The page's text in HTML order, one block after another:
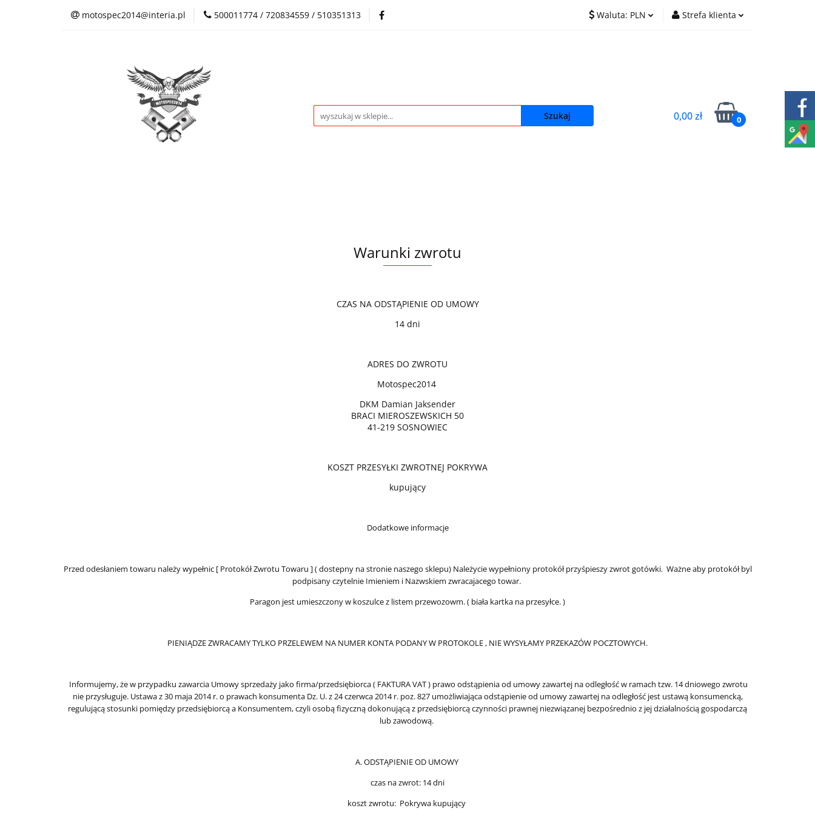
motospec2014@interia.pl 500011774 / 720834559 / 510351313 Waluta: PLN Strefa klienta
0,00 zł 0
Sklep Auto Części Regulamin sklepu Praca
Kontakt
Warunki zwrotu
CZAS NA ODSTĄPIENIE OD UMOWY
14 dni
ADRES DO ZWROTU
Motospec2014
DKM Damian Jaksender
BRACI MIEROSZEWSKICH 50
41-219 SOSNOWIEC
KOSZT PRZESYŁKI ZWROTNEJ POKRYWA
kupujący
Dodatkowe informacje
Przed odesłaniem towaru należy wypełnic [ Protokół Zwrotu Towaru ] ( dostepny na stronie naszego sklepu) Należycie wypełniony protokół przyśpieszy zwrot gotówki. Ważne aby protokół byl
podpisany czytelnie Imieniem i Nazwskiem zwracajacego towar.
Paragon jest umieszczony w koszulce z listem przewozowm. ( biała kartka na przesyłce. )
PIENIĄDZE ZWRACAMY TYLKO PRZELEWEM NA NUMER KONTA PODANY W PROTOKOLE , NIE WYSYŁAMY PRZEKAZÓW POCZTOWYCH.
Informujemy, że w przypadku zawarcia Umowy sprzedaży jako firma/przedsiębiorca ( FAKTURA VAT ) prawo odstąpienia od umowy zawartej na odległość w ramach tzw. 14 dniowego zwrotu
nie przysługuje. Ustawa z 30 maja 2014 r. o prawach konsumenta Dz. U. z 24 czerwca 2014 r. poz. 827 umożliwiająca odstąpienie od umowy zawartej na odległość jest ustawą konsumencką,
regulującą stosunki pomiędzy przedsiębiorcą a Konsumentem, czyli osobą fizyczną dokonującą z przedsiębiorcą czynności prawnej niezwiązanej bezpośrednio z jej działalnością gospodarczą
lub zawodową.
A. ODSTĄPIENIE OD UMOWY
czas na zwrot: 14 dni
koszt zwrotu: Pokrywa kupujący